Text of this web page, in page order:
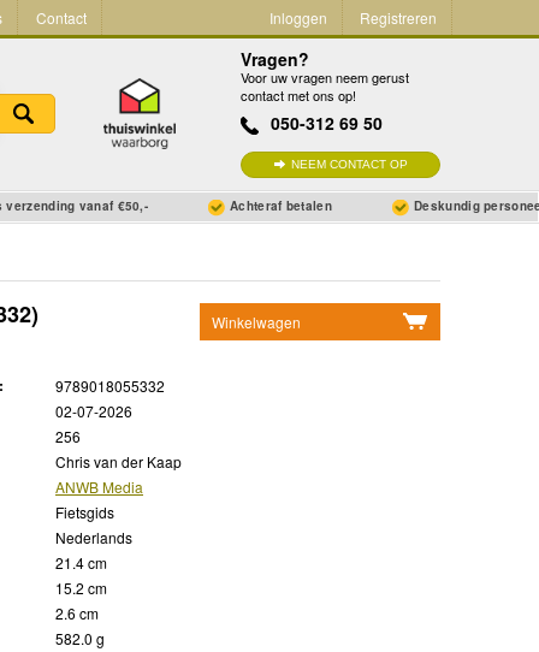
Contact Inloggen Registreren
Vragen?
Voor uw vragen neem gerust
contact met ons op!
050-312 69 50
NEEM CONTACT OP
vanaf €50,- Achteraf betalen Deskundig
Winkelwagen
9789018055332
02-07-2026
256
Chris van der Kaap
ANWB Media
Fietsgids
Nederlands
21.4 cm
15.2 cm
2.6 cm
582.0 g